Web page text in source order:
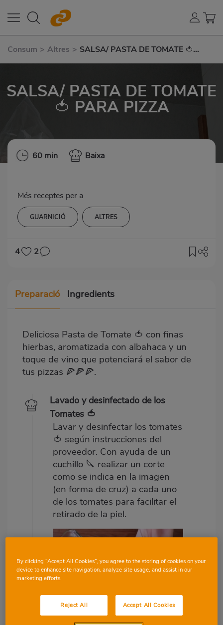
Consum > Altres > SALSA/ PASTA DE TOMATE 🍅
PARA PIZZA
SALSA/ PASTA DE TOMATE
🍅 PARA PIZZA
60 min Baixa
Més receptes per a
GUARNICIÓ ALTRES
4 2
Preparació Ingredients
Deliciosa Pasta de Tomate 🍅 con finas
hierbas, aromatizada con albahaca y un
toque de vino que potenciará el sabor de
tus pizzas 🍕🍕🍕.
Lavado y desinfectado de los
Tomates 🍅
Lavar y desinfectar los tomates
🍅 según instrucciones del
proveedor. Con ayuda de un
cuchillo 🔪 realizar un corte
como se indica en la imagen
(en forma de cruz) a cada uno
de los tomates para facilitar el
retirado de la piel.
By clicking “Accept All Cookies”, you agree to the storing of cookies on your
device to enhance site navigation, analyze site usage, and assist in our
marketing efforts.
Reject All Accept All Cookies